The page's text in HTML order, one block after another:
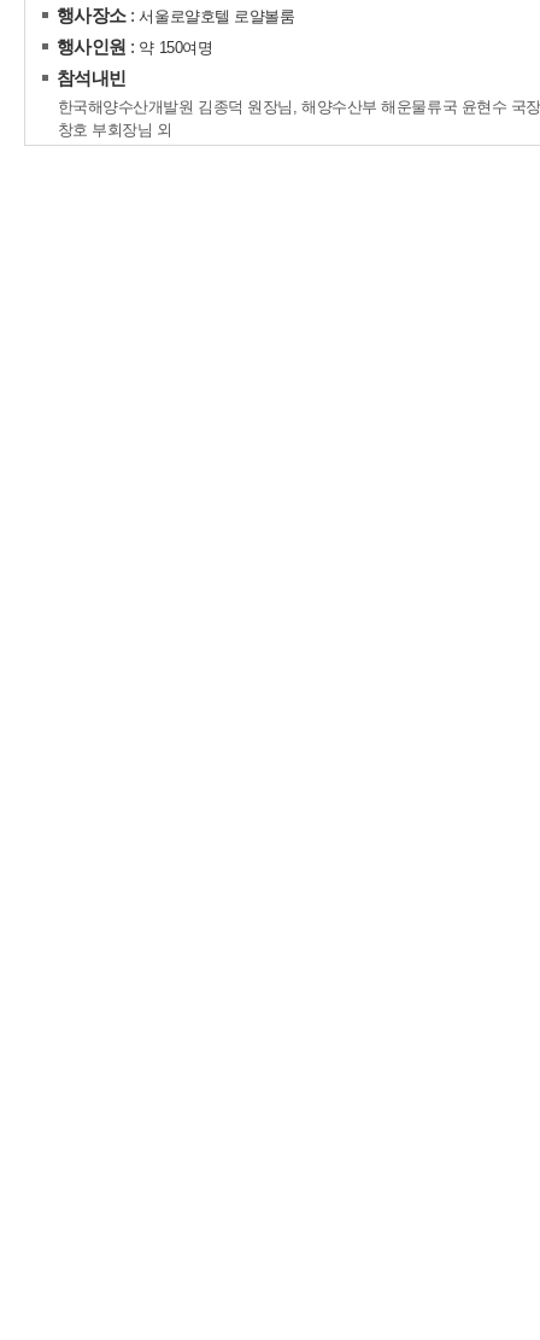
행사장소:서울로얄호텔 로얄볼룸
행사인원 : 약 150여명
참석내빈
한국해양수산개발원 김종덕 원장님, 해양수산부 해운물류국 윤현수 국
창호 부회장님 외